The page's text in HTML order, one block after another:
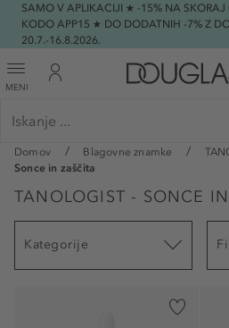
SAMO V APLIKACIJI ★ -15% NA SKORAJ
KODO APP15 ★ DO DODATNIH -7% Z
20.7.-16.8.2026.
MENI
Domov Blagovne znamke
Sonce in zaščita
TANOLOGIST - SONCE
Kategorije